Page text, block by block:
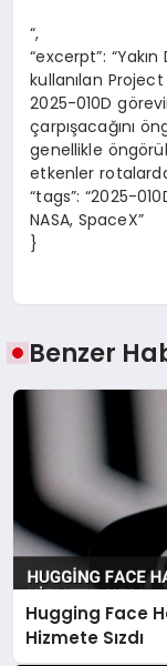
“,
“excerpt”:
kullanılan Project
2025-010D
çarpışacağını
genellikle
etkenler
“tags”: “2025-
NASA, SpaceX”
}
Benzer
Hugging Face
Hizmete Sızdı